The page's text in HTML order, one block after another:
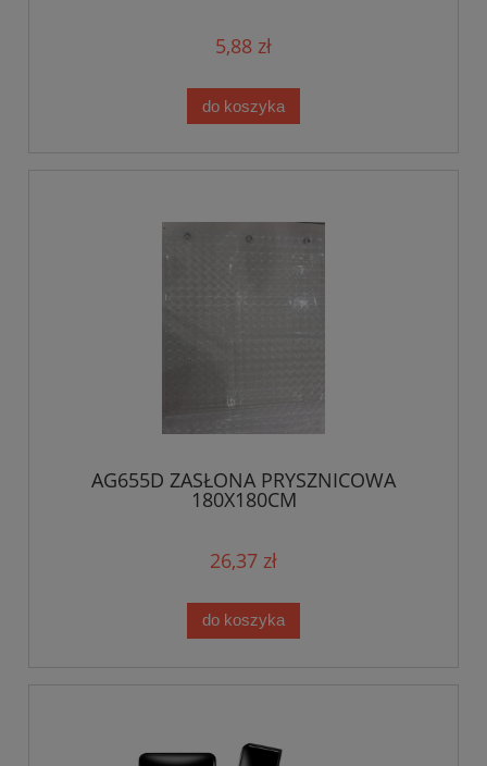
5,88 zł
do koszyka
AG655D ZASŁONA PRYSZNICOWA
180X180CM
26,37 zł
do koszyka